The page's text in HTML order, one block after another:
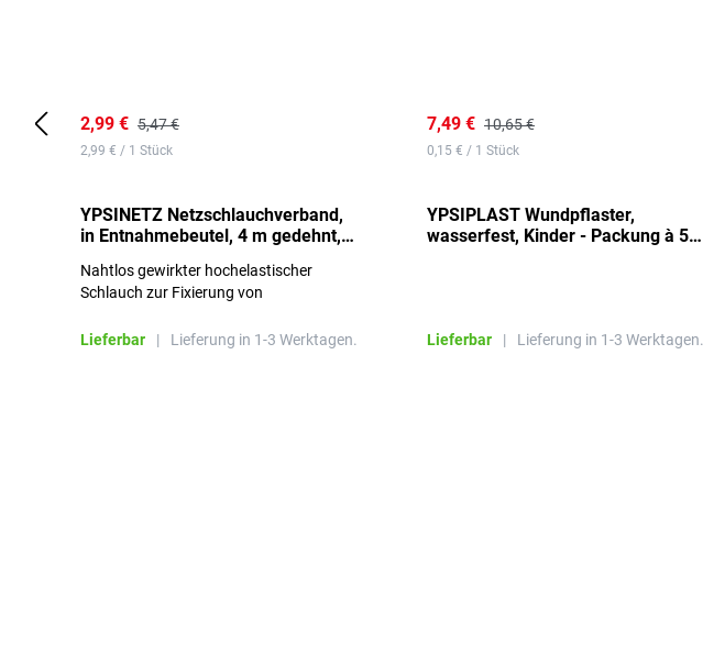
2,99 € 5,47 €
2,99 € / 1 Stück
YPSINETZ Netzschlauchverband,
in Entnahmebeutel, 4 m gedehnt,
Nahtlos gewirkter hochelastischer
Schlauch zur Fixierung von
Lieferbar
| Lieferung in 1-3 Werktagen.
7,49 € 10,65 €
0,15 € / 1 Stück
YPSIPLAST Wundpflaster,
wasserfest, Kinder - Packung à 50
Lieferbar | Lieferung in 1-3 Werktagen.